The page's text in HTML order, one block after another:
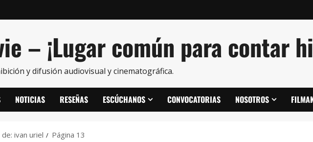
– ¡Lugar común para contar
y difusión audiovisual y cinematográfica.
NOTICIAS RESEÑAS ESCÚCHANOS CONVOCATORIAS NOSOTROS
ivan uriel Página 13